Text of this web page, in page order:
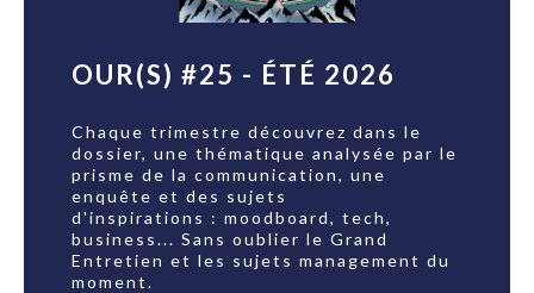
OUR(S) #25 - ÉTÉ 2026
Chaque trimestre découvrez dans le
dossier, une thématique analysée par le
prisme de la communication, une
enquête et des sujets
d'inspirations : moodboard, tech,
business... Sans oublier le Grand
Entretien et les sujets management du
moment.